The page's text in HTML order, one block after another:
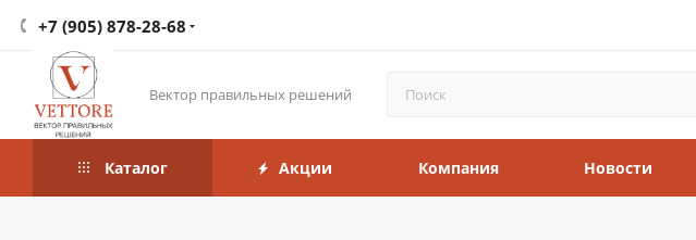
+7 (905) 878-28-68
Вектор правильных решений
Каталог Акции Компания Новости